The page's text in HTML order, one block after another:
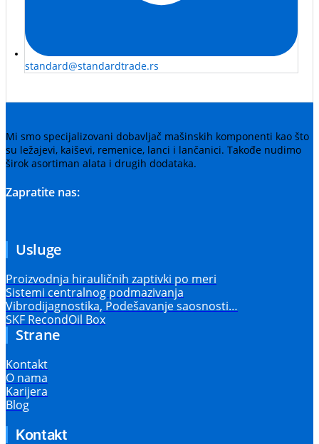
standard@standardtrade.rs
Mi smo specijalizovani dobavljač mašinskih komponenti kao što
su ležajevi, kaiševi, remenice, lanci i lančanici. Takođe nudimo
širok asortiman alata i drugih dodataka.
Zapratite nas:
Usluge
Proizvodnja hirauličnih zaptivki po meri
Sistemi centralnog podmazivanja
Vibrodijagnostika, Podešavanje saosnosti…
SKF RecondOil Box
Strane
Kontakt
O nama
Karijera
Blog
Kontakt